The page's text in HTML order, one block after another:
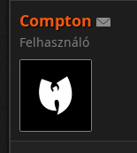
Compton
Felhasználó